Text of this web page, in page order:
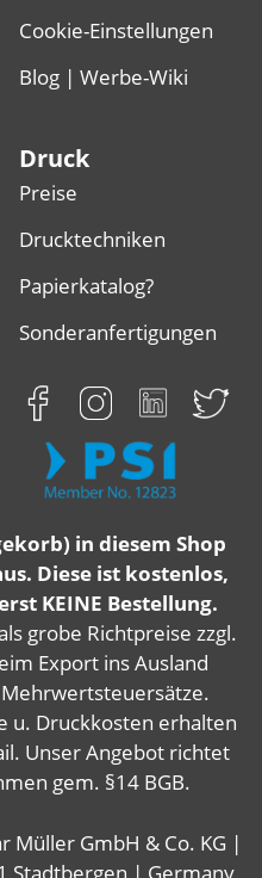
Cookie-Einstellungen
Blog | Werbe-Wiki
Druck
Preise
Drucktechniken
Papierkatalog?
Sonderanfertigungen
in diesem Shop
Diese ist kostenlos,
KEINE Bestellung.
grobe Richtpreise zzgl.
Export ins Ausland
u. Druckkosten erhalten
Unser Angebot richtet
gem. §14 BGB.
Müller GmbH & Co. KG |